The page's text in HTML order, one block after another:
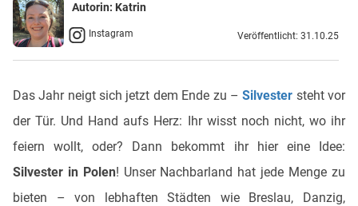
Autorin: Katrin
Instagram Veröffentlicht: 31.10.25
Das Jahr neigt sich jetzt dem Ende zu –Silvester steht vor
der Tür. Und Hand aufs Herz: Ihr wisst noch nicht, wo ihr
feiern wollt, oder? Dann bekommt ihr hier eine Idee:
Silvester in Polen! Unser Nachbarland hat jede Menge zu
bieten – von lebhaften Städten wie Breslau, Danzig,